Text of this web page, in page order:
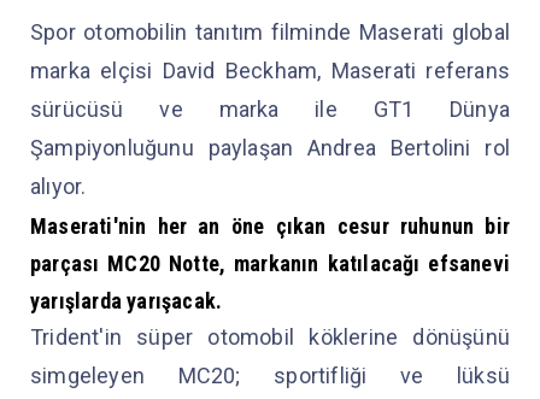
Spor otomobilin tanıtım filminde Maserati global
marka elçisi David Beckham, Maserati referans
sürücüsü ve marka ile GT1 Dünya
Şampiyonluğunu paylaşan Andrea Bertolini rol
alıyor.
Maserati'nin her an öne çıkan cesur ruhunun bir
parçası MC20 Notte, markanın katılacağı efsanevi
yarışlarda yarışacak.
Trident'in süper otomobil köklerine dönüşünü
simgeleyen MC20; sportifliği ve lüksü